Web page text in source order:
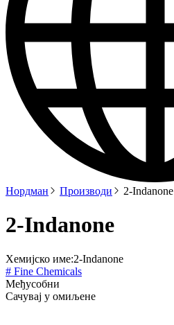
Нордман Производи 2-Indanone
2-Indanone
Хемијско име:2-Indanone
# Fine Chemicals
Међусобни
Сачувај у омиљене